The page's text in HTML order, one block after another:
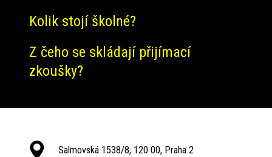
Kolik stojí školné?
Z čeho se skládají přijímací
zkoušky?
Salmovská 1538/8, 120 00, Praha 2